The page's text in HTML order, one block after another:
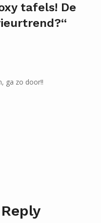
tafels! De
“
ga zo door!!